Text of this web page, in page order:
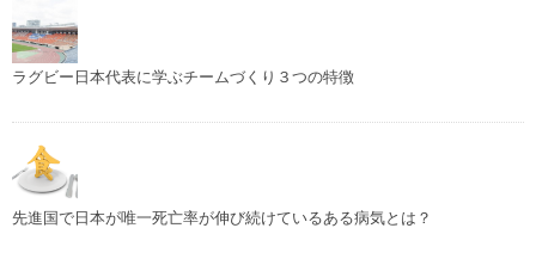
ラグビー日本代表に学ぶチームづくり３つの特徴
先進国で日本が唯一死亡率が伸び続けているある病気とは？